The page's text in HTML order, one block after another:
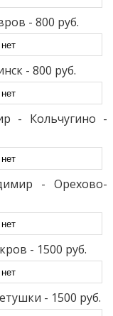
- 800 руб.
- 800 руб.
- Кольчугино -
- Орехово-
- 1500 руб.
- 1500 руб.